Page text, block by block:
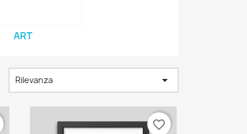
ART
Rilevanza 
favorite_border